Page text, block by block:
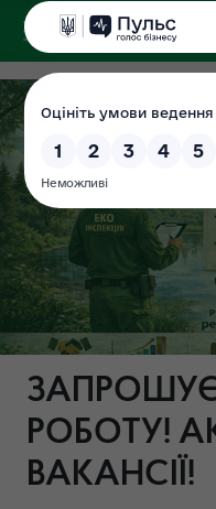
РОБОТУ!
ВАКАНСІЇ!